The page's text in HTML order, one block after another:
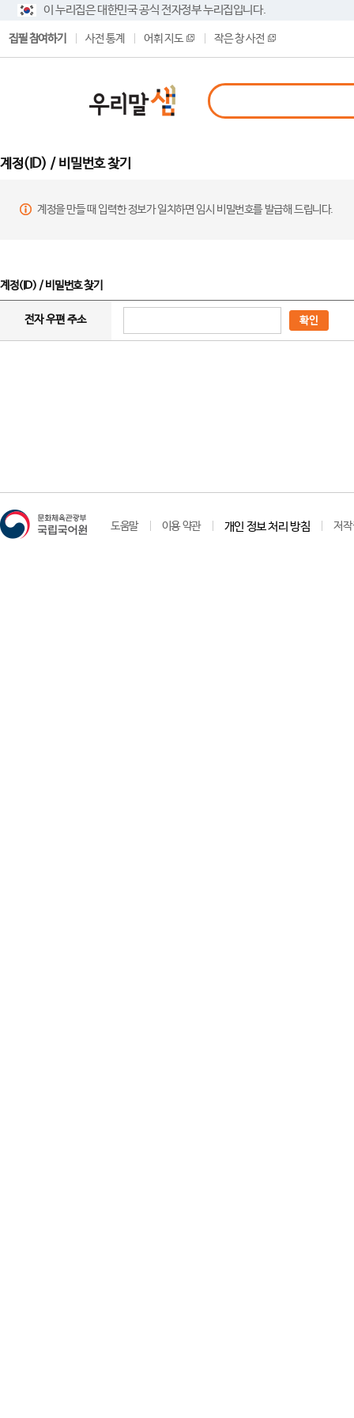
이 누리집은 대한민국 공식 전자정부 누리집입니다.
집필 참여하기 사전 통계 어휘 지도 작은 창 사전
계정(ID) / 비밀번호 찾기
계정을 만들 때 입력한 정보가 일치하면 임시 비밀번호를 발급해 드립니다.
계정(ID) / 비밀번호 찾기
전자 우편 주소 확인
도움말 이용 약관 개인 정보 처리 방침 저